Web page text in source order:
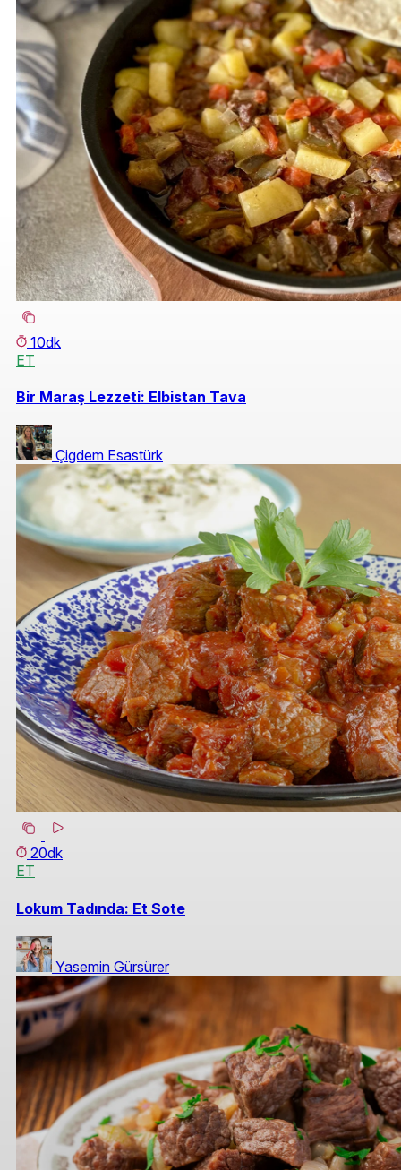
10dk
ET
Bir Maraş Lezzeti: Elbistan Tava
Çigdem Esastürk
20dk
ET
Lokum Tadında: Et Sote
Yasemin Gürsürer